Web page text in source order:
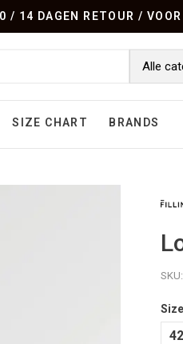
14 DAGEN RETOUR /
Alle
SIZE CHART BRANDS
SKU:
42